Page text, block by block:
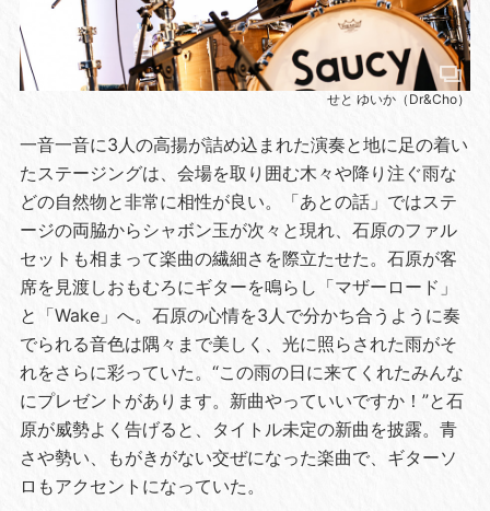
せと ゆいか（Dr&Cho）
一音一音に3人の高揚が詰め込まれた演奏と地に足の着い
たステージングは、会場を取り囲む木々や降り注ぐ雨な
どの自然物と非常に相性が良い。「あとの話」ではステ
ージの両脇からシャボン玉が次々と現れ、石原のファル
セットも相まって楽曲の繊細さを際立たせた。石原が客
席を見渡しおもむろにギターを鳴らし「マザーロード」
と「Wake」へ。石原の心情を3人で分かち合うように奏
でられる音色は隅々まで美しく、光に照らされた雨がそ
れをさらに彩っていた。“この雨の日に来てくれたみんな
にプレゼントがあります。新曲やっていいですか！”と石
原が威勢よく告げると、タイトル未定の新曲を披露。青
さや勢い、もがきがない交ぜになった楽曲で、ギターソ
ロもアクセントになっていた。